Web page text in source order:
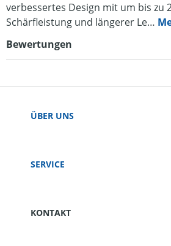
verbessertes Design mit um bis zu
Schärfleistung und längerer Le…
Bewertungen
ÜBER UNS
SERVICE
KONTAKT